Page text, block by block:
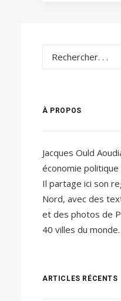
À PROPOS
Jacques Ould
économie
Il partage ici son
Nord, avec des
et des photos de
40 villes du monde.
ARTICLES RÉCENTS